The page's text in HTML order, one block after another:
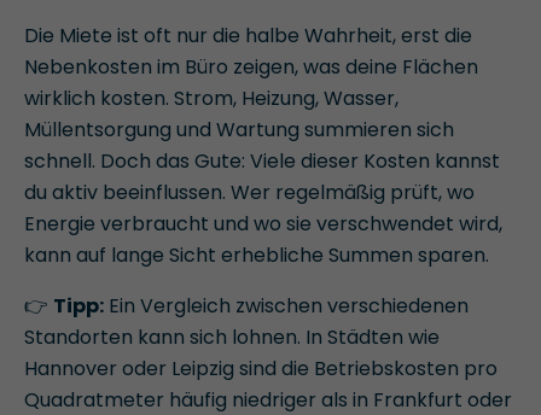
Die Miete ist oft nur die halbe Wahrheit, erst die
Nebenkosten im Büro zeigen, was deine Flächen
wirklich kosten. Strom, Heizung, Wasser,
Müllentsorgung und Wartung summieren sich
schnell. Doch das Gute: Viele dieser Kosten kannst
du aktiv beeinflussen. Wer regelmäßig prüft, wo
Energie verbraucht und wo sie verschwendet wird,
kann auf lange Sicht erhebliche Summen sparen.
👉 Tipp: Ein Vergleich zwischen verschiedenen
Standorten kann sich lohnen. In Städten wie
Hannover oder Leipzig sind die Betriebskosten pro
Quadratmeter häufig niedriger als in Frankfurt oder